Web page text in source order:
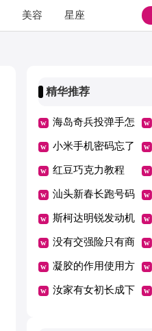
美容 星座
精华推荐
海岛奇兵投弹手怎
么玩 海岛奇兵加
农炮能打到投弹手
吗
小米手机密码忘了
怎么办
红豆巧克力教程
（巧克力 红豆）
汕头新春长跑号码
布领取时间 2020
汕头马拉松欢乐跑
路线
斯柯达明锐发动机
几缸（斯柯达明锐
发动机是几缸的）
没有交强险只有商
业险可以理赔吗
没有交强险只有商
凝胶的作用使用方
法 凝胶的作用使
汝家有女初长成下